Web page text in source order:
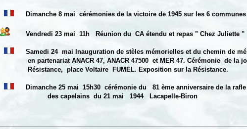
Dimanche 8 mai cérémonies de la victoire de 1945 sur les 6
Vendredi 23 mai 11h Réunion du CA étendu et repas " Chez Juliette "
Samedi 24 mai Inauguration de stèles mémorielles et du chemin de
en partenariat ANACR 47, ANACR 47500 et MER 47. Cérémonie de la
Résistance, place Voltaire FUMEL. Exposition sur la Résistance.
Dimanche 25 mai 15h30 cérémonie du 81 ème anniversaire de la rafle
des capelains du 21 mai 1944 Lacapelle-Biron